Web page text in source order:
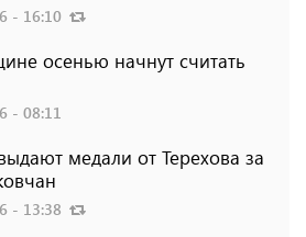
- 16:10
осенью начнут считать
- 08:11
медали от Терехова за
- 13:38